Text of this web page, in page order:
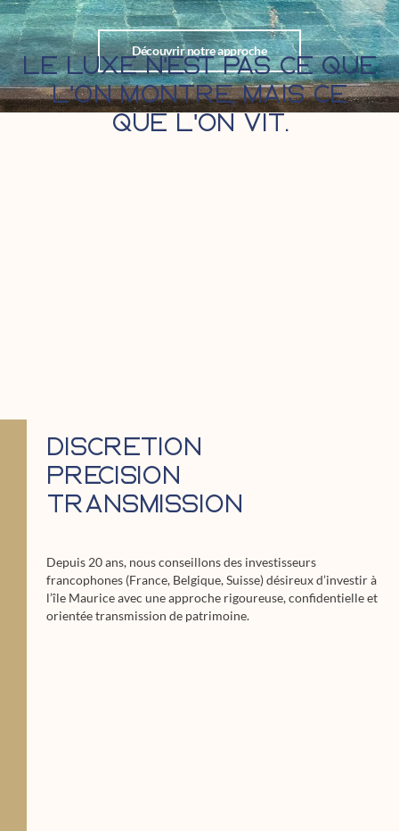
Découvrir notre approche
Le luxe n'est pas ce que
l'on montre, mais ce
que l'on vit.
Discrétion
Précision
Transmission
Depuis 20 ans, nous conseillons des investisseurs
francophones (France, Belgique, Suisse) désireux d’investir à
l’île Maurice avec une approche rigoureuse, confidentielle et
orientée transmission de patrimoine.